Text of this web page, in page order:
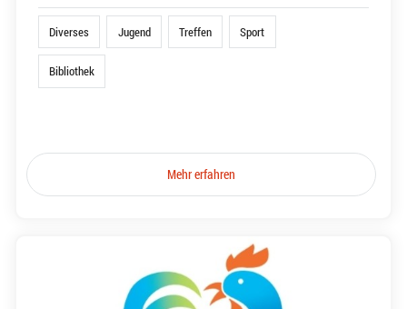
Diverses Jugend Treffen Sport
Bibliothek
Mehr erfahren